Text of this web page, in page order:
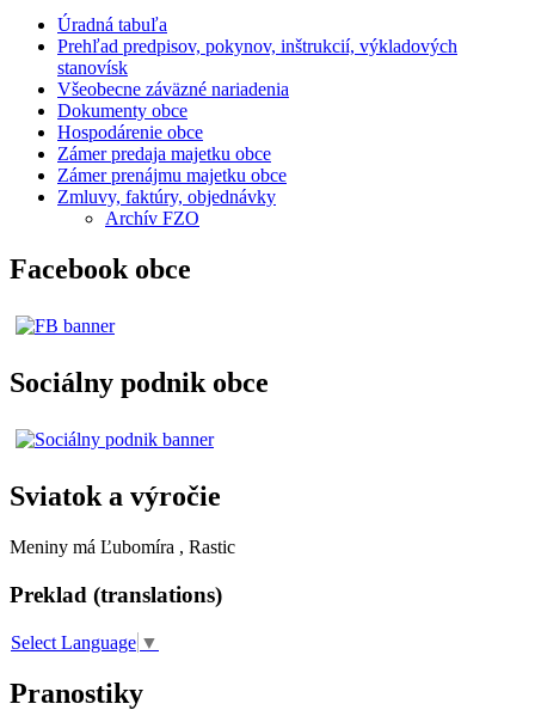
Úradná tabuľa
Prehľad predpisov, pokynov, inštrukcií, výkladových
stanovísk
Všeobecne záväzné nariadenia
Dokumenty obce
Hospodárenie obce
Zámer predaja majetku obce
Zámer prenájmu majetku obce
Zmluvy, faktúry, objednávky
Archív FZO
Facebook obce
Sociálny podnik obce
Sviatok a výročie
Meniny má Ľubomíra , Rastic
Preklad (translations)
Select Language ▼
Pranostiky